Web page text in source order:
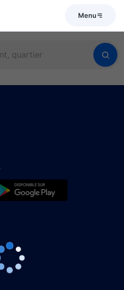
Menu